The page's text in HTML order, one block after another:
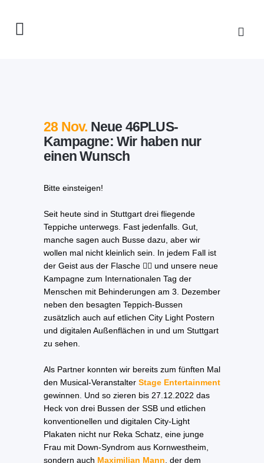
28 Nov. Neue 46PLUS-
Kampagne: Wir haben nur
einen Wunsch
Bitte einsteigen!
Seit heute sind in Stuttgart drei fliegende
Teppiche unterwegs. Fast jedenfalls. Gut,
manche sagen auch Busse dazu, aber wir
wollen mal nicht kleinlich sein. In jedem Fall ist
der Geist aus der Flasche 🧞‍♂️ und unsere neue
Kampagne zum Internationalen Tag der
Menschen mit Behinderungen am 3. Dezember
neben den besagten Teppich-Bussen
zusätzlich auch auf etlichen City Light Postern
und digitalen Außenflächen in und um Stuttgart
zu sehen.
Als Partner konnten wir bereits zum fünften Mal
den Musical-Veranstalter Stage Entertainment
gewinnen. Und so zieren bis 27.12.2022 das
Heck von drei Bussen der SSB und etlichen
konventionellen und digitalen City-Light
Plakaten nicht nur Reka Schatz, eine junge
Frau mit Down-Syndrom aus Kornwestheim,
sondern auch Maximilian Mann , der dem